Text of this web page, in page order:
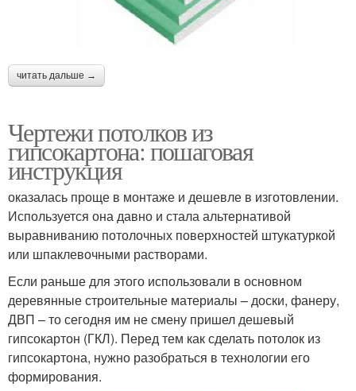
читать дальше →
Чертежи потолков из
гипсокартона: пошаговая
инструкция
оказалась проще в монтаже и дешевле в изготовлении.
Используется она давно и стала альтернативой
выравниванию потолочных поверхностей штукатуркой
или шпаклевочными растворами.
Если раньше для этого использовали в основном
деревянные строительные материалы – доски, фанеру,
ДВП – то сегодня им не смену пришел дешевый
гипсокартон (ГКЛ). Перед тем как сделать потолок из
гипсокартона, нужно разобраться в технологии его
формирования.